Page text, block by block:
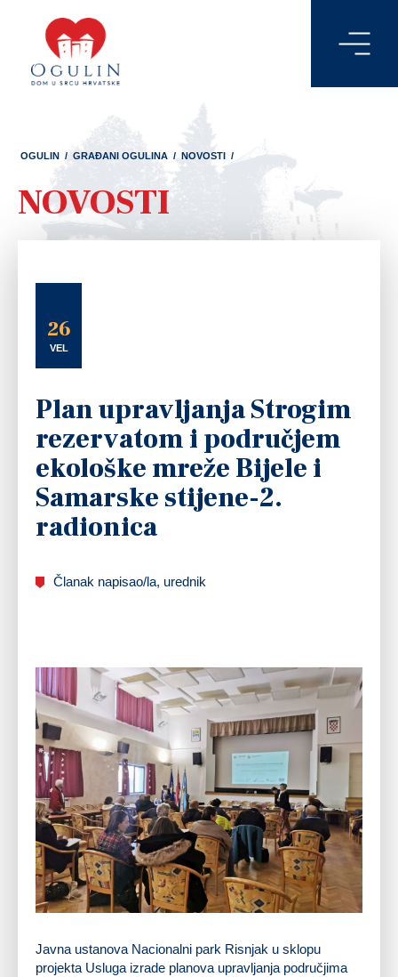
OGULIN / GRAĐANI OGULINA / NOVOSTI /
NOVOSTI
26
VEL
Plan upravljanja Strogim
rezervatom i područjem
ekološke mreže Bijele i
Samarske stijene-2.
radionica
Članak napisao/la, urednik
Javna ustanova Nacionalni park Risnjak u sklopu
projekta Usluga izrade planova upravljanja područjima